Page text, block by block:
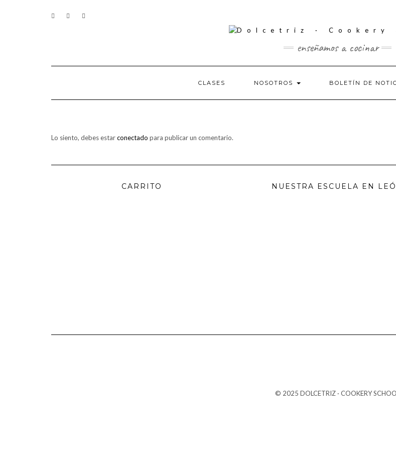
CONTACTO
enseñamos a cocinar
CLASES NOSOTROS BOLETÍN DE
Lo siento, debes estarconectado para publicar un comentario.
CARRITO NUESTRA ESCUELA EN
© 2025 DOLCETRIZ · COOKERY